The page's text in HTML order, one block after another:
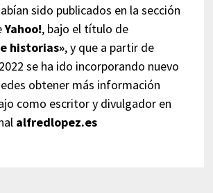
sido publicados en la sección
Yahoo!, bajo el título de
historias», y que a partir de
se ha ido incorporando nuevo
obtener más información
como escritor y divulgador en
alfredlopez.es